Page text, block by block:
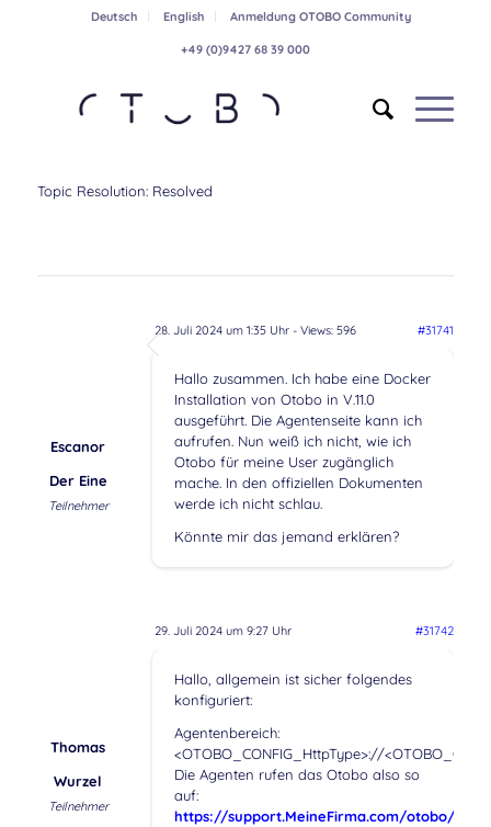
Deutsch English Anmeldung OTOBO Community
+49 (0)9427 68 39 000
Topic Resolution: Resolved
28. Juli 2024 um 1:35 Uhr- Views: 596 #31741
Escanor
Der Eine
Teilnehmer
Hallo zusammen. Ich habe eine Docker
Installation von Otobo in V.11.0
ausgeführt. Die Agentenseite kann ich
aufrufen. Nun weiß ich nicht, wie ich
Otobo für meine User zugänglich
mache. In den offiziellen Dokumenten
werde ich nicht schlau.
Könnte mir das jemand erklären?
29. Juli 2024 um 9:27 Uhr #31742
Thomas
Wurzel
Teilnehmer
Hallo, allgemein ist sicher folgendes
konfiguriert:
Agentenbereich:
<OTOBO_CONFIG_HttpType>://
Die Agenten rufen das Otobo also so
auf:
https://support.MeineFirma.com/otobo/